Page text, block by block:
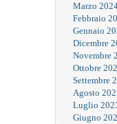
Marzo
Febbraio
Gennaio
Dicembre
Novembre
Ottobre
Settembre
Agosto
Luglio
Giugno